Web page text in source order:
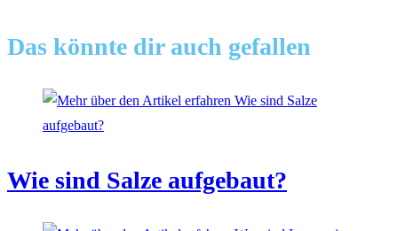
ansehen
Das könnte dir auch gefallen
Wie sind Salze aufgebaut?